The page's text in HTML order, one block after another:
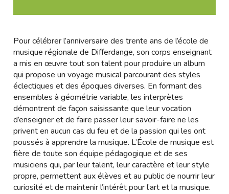
Pour célébrer l’anniversaire des trente ans de l’école de
musique régionale de Differdange, son corps enseignant
a mis en œuvre tout son talent pour produire un album
qui propose un voyage musical parcourant des styles
éclectiques et des époques diverses. En formant des
ensembles à géométrie variable, les interprètes
démontrent de façon saisissante que leur vocation
d’enseigner et de faire passer leur savoir-faire ne les
privent en aucun cas du feu et de la passion qui les ont
poussés à apprendre la musique. L’École de musique est
fière de toute son équipe pédagogique et de ses
musiciens qui, par leur talent, leur caractère et leur style
propre, permettent aux élèves et au public de nourrir leur
curiosité et de maintenir l’intérêt pour l’art et la musique.